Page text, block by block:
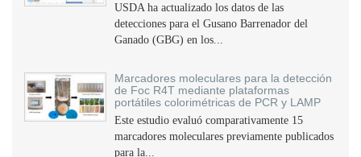
USDA ha actualizado los datos de las
detecciones para el Gusano Barrenador del
Ganado (GBG) en los...
Marcadores moleculares para la detección
de Foc R4T mediante plataformas
portátiles colorimétricas de PCR y LAMP
Este estudio evaluó comparativamente 15
marcadores moleculares previamente publicados
para la...